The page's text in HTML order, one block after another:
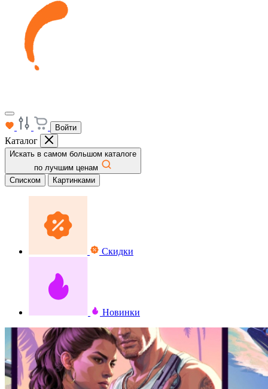
Войти
Каталог
Искать в самом большом каталоге
по лучшим ценам
Списком
Картинками
Скидки
Новинки